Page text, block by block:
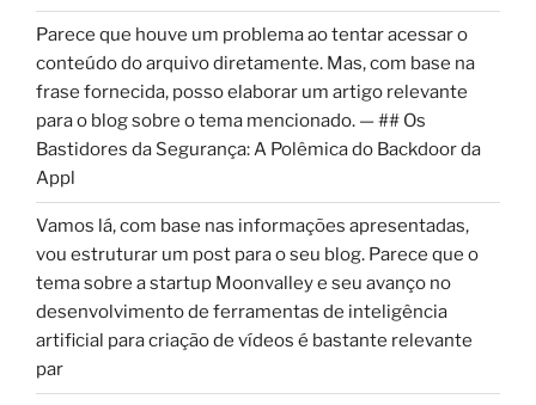
Parece que houve um problema ao tentar acessar o
conteúdo do arquivo diretamente. Mas, com base na
frase fornecida, posso elaborar um artigo relevante
para o blog sobre o tema mencionado. — ## Os
Bastidores da Segurança: A Polêmica do Backdoor da
Appl
Vamos lá, com base nas informações apresentadas,
vou estruturar um post para o seu blog. Parece que o
tema sobre a startup Moonvalley e seu avanço no
desenvolvimento de ferramentas de inteligência
artificial para criação de vídeos é bastante relevante
par